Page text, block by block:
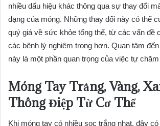
nhiều dấu hiệu khác thông qua sự thay đổi
dạng của móng. Những thay đổi này có thể
quý giá về sức khỏe tổng thể, từ các vấn đề
các bệnh lý nghiêm trọng hơn. Quan tâm
này là một phần quan trọng của việc tự
Móng Tay Trắng, Vàng,
Thông Điệp Từ Cơ Thể
Khi móng tay có nhiều sọc trắng nhạt, đây